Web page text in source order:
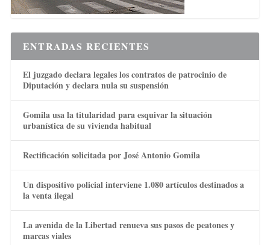
ENTRADAS RECIENTES
El juzgado declara legales los contratos de patrocinio de
Diputación y declara nula su suspensión
Gomila usa la titularidad para esquivar la situación
urbanística de su vivienda habitual
Rectificación solicitada por José Antonio Gomila
Un dispositivo policial interviene 1.080 artículos destinados a
la venta ilegal
La avenida de la Libertad renueva sus pasos de peatones y
marcas viales